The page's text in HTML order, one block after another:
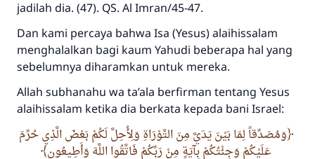
jadilah dia. (47). QS. Al Imran/45-47.
Dan kami percaya bahwa Isa (Yesus) alaihissalam
menghalalkan bagi kaum Yahudi beberapa hal yang
sebelumnya diharamkan untuk mereka.
Allah subhanahu wa ta’ala berfirman tentang Yesus
alaihissalam ketika dia berkata kepada bani Israel:
وَمُصَدِّقاً لِمَا بَيْنَ يَدَيَّ مِنَ التَّوْرَاةِ وَلِأُحِلَّ لَكُمْ بَعْضَ الَّذِي حُرِّمَ
عَلَيْكُمْ وَجِئْتُكُمْ بِآيَةٍ مِنْ رَبِّكُمْ فَاتَّقُوا اللَّهَ وَأَطِيعُونِ
menyelamatkan pernikahan.
Bantu kami dalam memberikan jawaban untuk umat
Rasulullah ﷺ bersabda
"Siapa yang menunjukkan suatu kebaikan,
meka dia akan mendapatkan pahala yang
sama dengan orang yang melakukannya"
MUSLIM, 1893